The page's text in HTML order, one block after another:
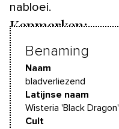
nabloei.
Kenmerken:
Benaming
Naam
bladverliezend
Latijnse naam
Wisteria 'Black Dragon'
Cult